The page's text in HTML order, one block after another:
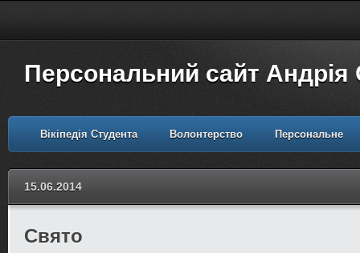
Персональний сайт Андрія
Вікіпедія Студента Волонтерство Персональне
15.06.2014
Свято